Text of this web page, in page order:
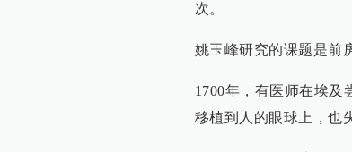
次。
姚玉峰研究的课题是前
1700年，有医师在埃及
移植到人的眼球上，也